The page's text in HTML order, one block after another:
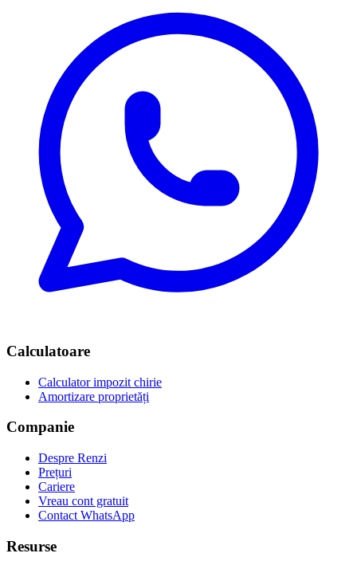
Calculatoare
Calculator impozit chirie
Amortizare proprietăți
Companie
Despre Renzi
Prețuri
Cariere
Vreau cont gratuit
Contact WhatsApp
Resurse